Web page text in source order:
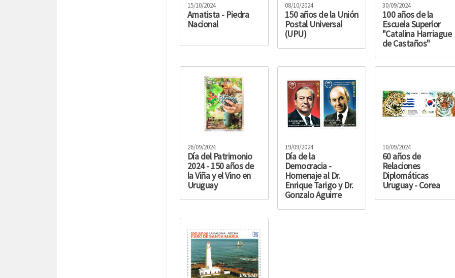
15/10/2024
Amatista - Piedra
Nacional
08/10/2024
150 años de la Unión
Postal Universal
(UPU)
30/09/2024
100 años de la
Escuela Superior
"Catalina Harriague
de Castaños"
26/09/2024
Día del Patrimonio
2024 - 150 años de
la Viña y el Vino en
Uruguay
19/09/2024
Día de la
Democracia -
Homenaje al Dr.
Enrique Tarigo y Dr.
Gonzalo Aguirre
10/09/2024
60 años de
Relaciones
Diplomáticas
Uruguay - Corea